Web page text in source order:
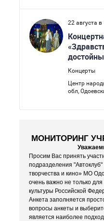
МОНИТОРИНГ
Просим Вас принять
подразделения
творчества и кино» МО
очень важно не только
культуры Российской
Анкета заполняется
вопросы анкеты и
является наиболее